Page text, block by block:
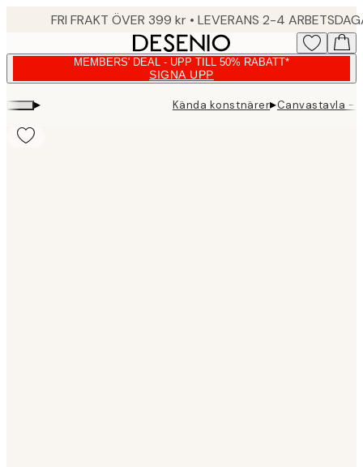
FRI FRAKT ÖVER 399 kr • LEVERANS 2-4
MEMBERS' DEAL - UPP TILL 50% RABATT*
SIGNA UPP
▸ Kända konstnärer▸Canvastavla -